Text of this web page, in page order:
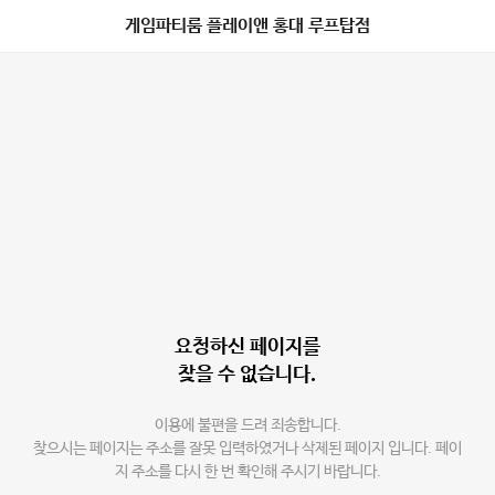
게임파티룸 플레이앤 홍대 루프탑점
요청하신 페이지를
찾을 수 없습니다.
이용에 불편을 드려 죄송합니다.
찾으시는 페이지는 주소를 잘못 입력하였거나 삭제된 페이지 입니다. 페이
지 주소를 다시 한 번 확인해 주시기 바랍니다.